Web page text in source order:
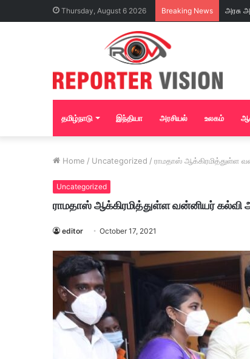
Thursday, August 6 2026 Breaking News
தமிழ்நாடு இந்தியா அரசியல் உலகம்
Home / Uncategorized / ராமதாஸ் ஆக்கிரமித்துள்ள
Uncategorized
ராமதாஸ் ஆக்கிரமித்துள்ள வன்னியர்
editor October 17, 2021